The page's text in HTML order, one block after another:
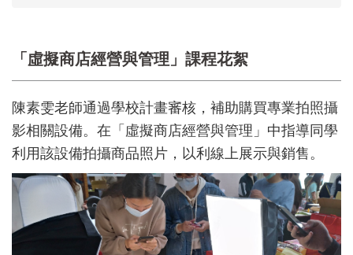
「虛擬商店經營與管理」課程花絮
陳素雯老師通過學校計畫審核，補助購買專業拍照攝
影相關設備。在「虛擬商店經營與管理」中指導同學
利用該設備拍攝商品照片，以利線上展示與銷售。